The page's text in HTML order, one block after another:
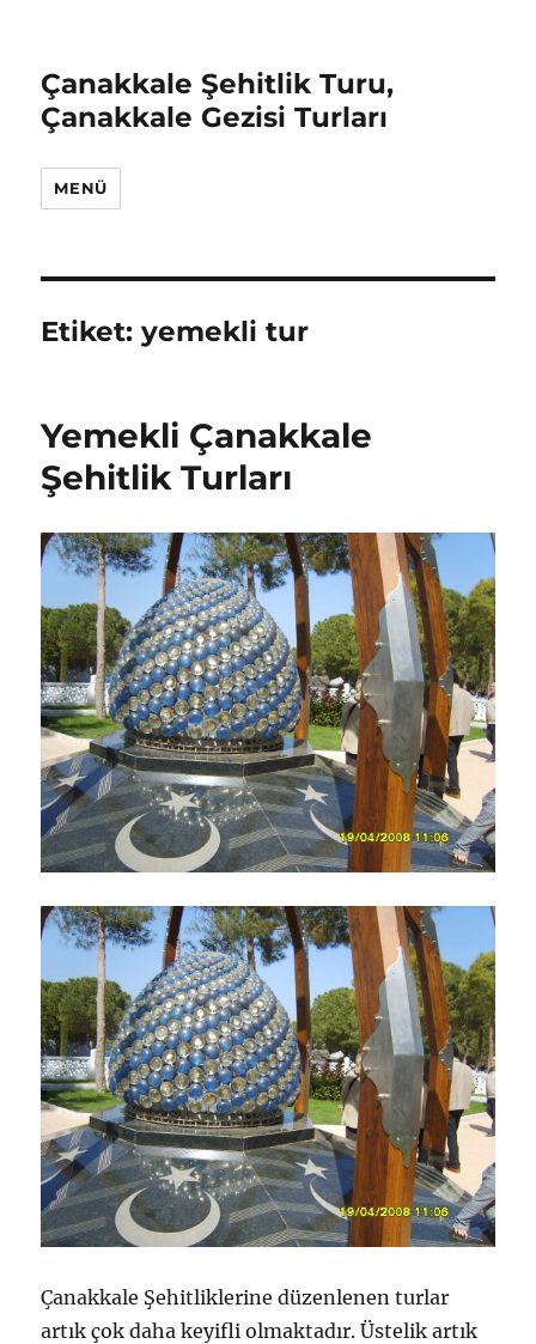
Çanakkale Şehitlik Turu,
Çanakkale Gezisi Turları
MENÜ
Etiket:yemekli tur
Yemekli Çanakkale
Şehitlik Turları
Çanakkale Şehitliklerine düzenlenen turlar
artık çok daha keyifli olmaktadır. Üstelik artık